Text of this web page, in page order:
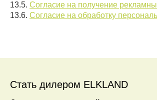
13.5. Согласие на получение
13.6. Согласие на обработку
Стать дилером ELKLAND